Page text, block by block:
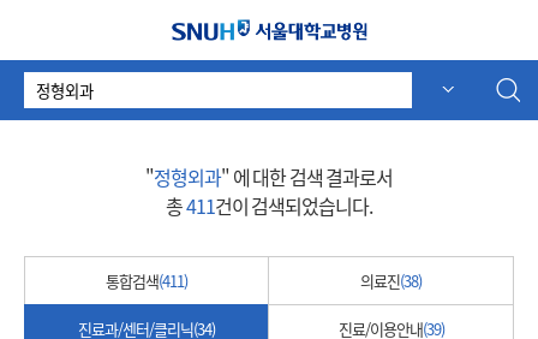
서울대학교병원
색
자동 추
자동 추
"정형외과" 에 대한 검색 결과로서
총411건이 검색되었습니다.
통합검색(411) 의료진(38)
진료과/센터/클리닉(34) 진료/이용안내(39)